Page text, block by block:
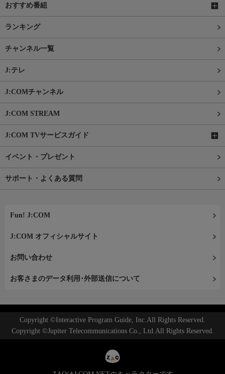
おすすめ番組
ランキング
チャンネル一覧
J:テレ
J:COMチャンネル
J:COM STREAM
J:COM TVサービスガイド
イベント・プレゼント
サポート・よくある質問
Fun! J:COM
J:COM オフィシャルサイト
お問い合わせ
お客さまのデータ利用･外部送信について
Copyright ©Interactive Program Guide, Inc.All Rights Reserved.
Copyright ©Jupiter Telecommunications Co., Ltd.All Rights Reserved.